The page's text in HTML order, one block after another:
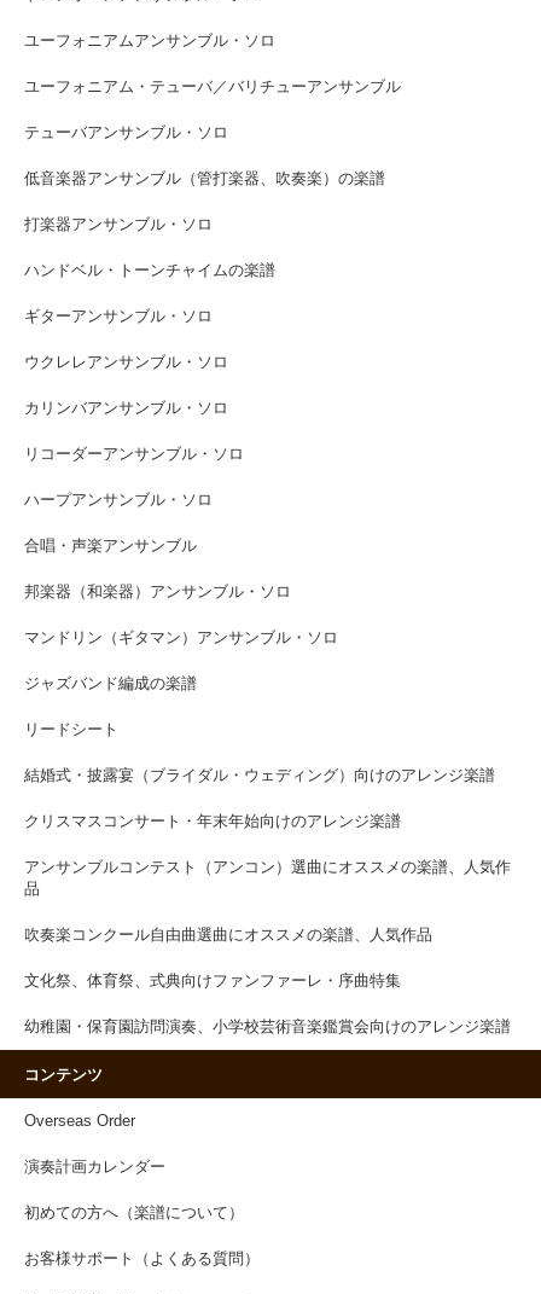
ユーフォニアムアンサンブル・ソロ
ユーフォニアム・テューバ／バリチューアンサンブル
テューバアンサンブル・ソロ
低音楽器アンサンブル（管打楽器、吹奏楽）の楽譜
打楽器アンサンブル・ソロ
ハンドベル・トーンチャイムの楽譜
ギターアンサンブル・ソロ
ウクレレアンサンブル・ソロ
カリンバアンサンブル・ソロ
リコーダーアンサンブル・ソロ
ハープアンサンブル・ソロ
合唱・声楽アンサンブル
邦楽器（和楽器）アンサンブル・ソロ
マンドリン（ギタマン）アンサンブル・ソロ
ジャズバンド編成の楽譜
リードシート
結婚式・披露宴（ブライダル・ウェディング）向けのアレンジ楽譜
クリスマスコンサート・年末年始向けのアレンジ楽譜
アンサンブルコンテスト（アンコン）選曲にオススメの楽譜、人気作
品
吹奏楽コンクール自由曲選曲にオススメの楽譜、人気作品
文化祭、体育祭、式典向けファンファーレ・序曲特集
幼稚園・保育園訪問演奏、小学校芸術音楽鑑賞会向けのアレンジ楽譜
コンテンツ
Overseas Order
演奏計画カレンダー
初めての方へ（楽譜について）
お客様サポート（よくある質問）